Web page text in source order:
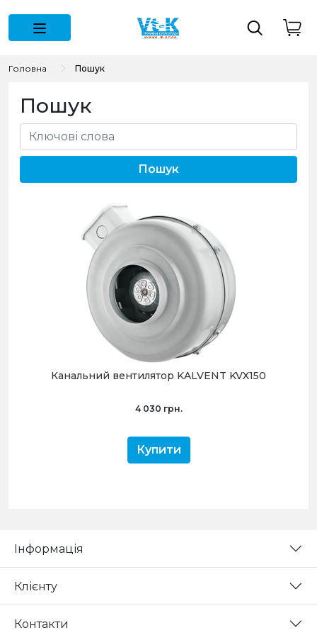
Головна Пошук
Пошук
Канальний вентилятор KALVENT KVX150
4 030 грн.
Купити
Інформація
Клієнту
Контакти